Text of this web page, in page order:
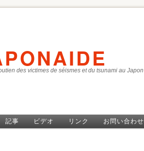
des victimes de séismes et du tsunami au Japon
記事 ビデオ リンク お問い合わせ